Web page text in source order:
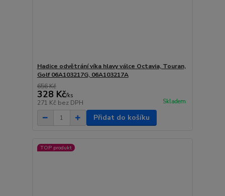
Hadice odvětrání víka hlavy válce Octavia, Touran,
Golf 06A103217G, 06A103217A
656 Kč
328 Kč/ks
271 Kč bez DPH Skladem
Přidat do košíku
TOP produkt